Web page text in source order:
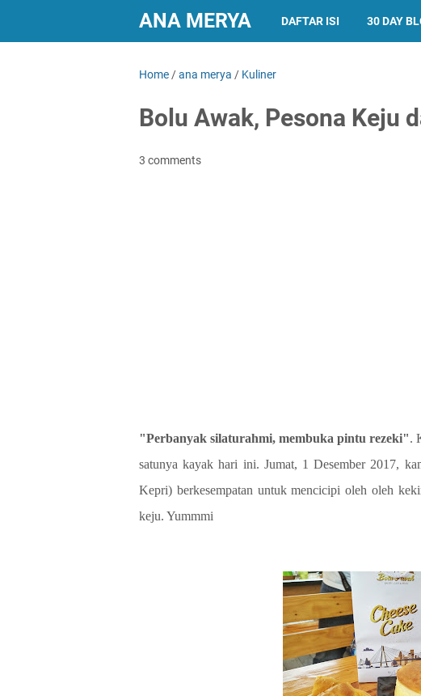
ANA MERYA DAFTAR ISI 30 DAY
Home /ana merya / Kuliner
Bolu Awak, Pesona Keju
3 comments
"Perbanyak silaturahmi, membuka pintu rezeki".
satunya kayak hari ini. Jumat, 1 Desember 2017,
Kepri) berkesempatan untuk mencicipi oleh oleh
keju. Yummmi